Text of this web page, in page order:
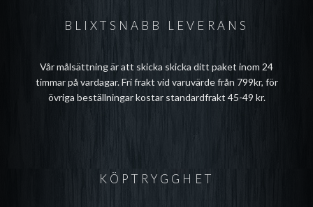
BLIXTSNABB LEVERANS
Vår målsättning är att skicka skicka ditt paket inom 24
timmar på vardagar. Fri frakt vid varuvärde från 799kr, för
övriga beställningar kostar standardfrakt 45-49 kr.
KÖPTRYGGHET